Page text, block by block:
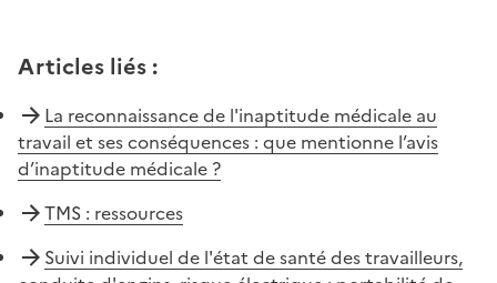
Articles liés :
La reconnaissance de l'inaptitude médicale au
travail et ses conséquences : que mentionne l’avis
d’inaptitude médicale ?
TMS : ressources
Suivi individuel de l'état de santé des travailleurs,